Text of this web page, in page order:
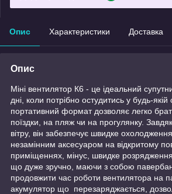
Опис Характеристики Доставка
Опис
Міні вентилятор К6 - це ідеальний
дні, коли потрібно остудитись у будь-якій
портативний формат дозволяє легко
поїздки, на пляж чи на прогулянку.
вітру, він забезпечує швидке
незамінним аксесуаром на відкритому
приміщеннях, мінус, швидке
що дуже зручно, маючи з собою
продовжити час роботи вентилятора на
акумулятор що перезаряджається,